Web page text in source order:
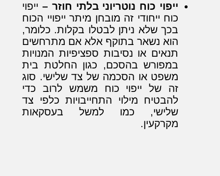
ייפוי כוח נוטריוני בלתי חוזר – ייפוי
כוח ייחודי זה מובחן מיתר ייפויי הכוח
בכך שלא ניתן לבטלו בקלות. כלומר,
הוא נשאר בתוקף אלא אם מתרחשים
תנאים או נסיבות ספציפיות המנויות
במפורש בהסכם, כגון החלטת בית
משפט או הסכמה של צד שלישי. סוג
זה של ייפוי כוח משמש לרוב כדי
להבטיח מילוי התחייבויות כלפי צד
שלישי, כמו למשל בעסקאות
מקרקעין.